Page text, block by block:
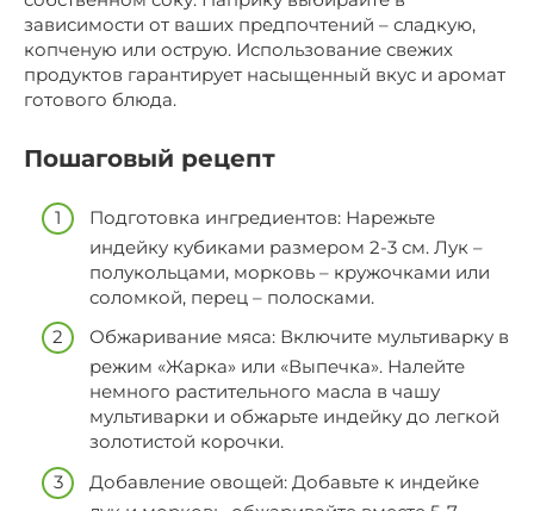
зависимости от ваших предпочтений – сладкую,
копченую или острую. Использование свежих
продуктов гарантирует насыщенный вкус и аромат
готового блюда.
Пошаговый рецепт
Подготовка ингредиентов: Нарежьте
индейку кубиками размером 2-3 см. Лук –
полукольцами, морковь – кружочками или
соломкой, перец – полосками.
Обжаривание мяса: Включите мультиварку в
режим «Жарка» или «Выпечка». Налейте
немного растительного масла в чашу
мультиварки и обжарьте индейку до легкой
золотистой корочки.
Добавление овощей: Добавьте к индейке